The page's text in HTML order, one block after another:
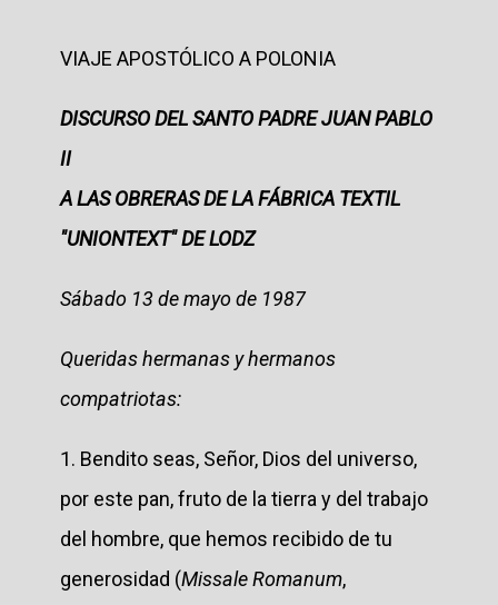
VIAJE APOSTÓLICO A POLONIA
DISCURSO DEL SANTO PADRE JUAN PABLO
II
A LAS OBRERAS DE LA FÁBRICA TEXTIL
"UNIONTEXT" DE LODZ
Sábado 13 de mayo de 1987
Queridas hermanas y hermanos
compatriotas:
1. Bendito seas, Señor, Dios del universo,
por este pan, fruto de la tierra y del trabajo
del hombre, que hemos recibido de tu
generosidad (Missale Romanum,